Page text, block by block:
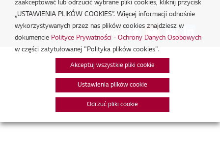
Polityka Prywatności - Ochrona danych osobowych.|
Zarządzaj zgodami na pliki cookie
Połącz:
zaakceptować lub odrzucić wybrane pliki cookies, kliknij przycisk
„USTAWIENIA PLIKÓW COOKIES”. Więcej informacji odnośnie
wykorzystywanych przez nas plików cookies znajdziesz w
dokumencie Polityce Prywatności - Ochrony Danych Osobowych
w części zatytułowanej "Polityka plików cookies".
Akceptuj wszystkie pliki cookie
Ustawienia plików cookie
Odrzuć pliki cookie